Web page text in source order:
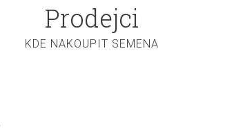
Prodejci
KDE NAKOUPIT SEMENA